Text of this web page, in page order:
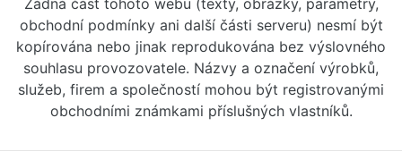
Žádná část tohoto webu (texty, obrázky, parametry,
obchodní podmínky ani další části serveru) nesmí být
kopírována nebo jinak reprodukována bez výslovného
souhlasu provozovatele. Názvy a označení výrobků,
služeb, firem a společností mohou být registrovanými
obchodními známkami příslušných vlastníků.